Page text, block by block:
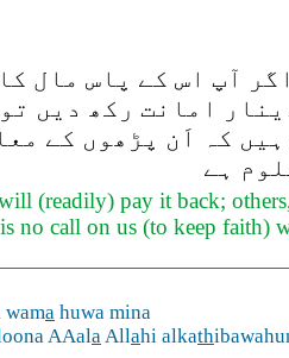
آپ اس کے پاس مال
امانت رکھ دیں
کہ اَن پڑھوں کے
ہے
(readily) pay it back;
no call on us (to keep faith)
wama huwa mina
AAalaAllahi alkath